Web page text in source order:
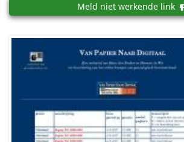
Meld niet werkende link